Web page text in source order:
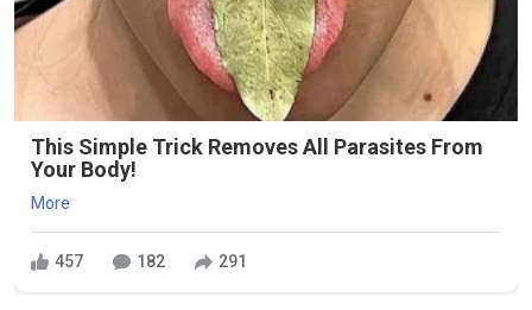
This Simple Trick Removes All Parasites From
Your Body!
More
457 182 291